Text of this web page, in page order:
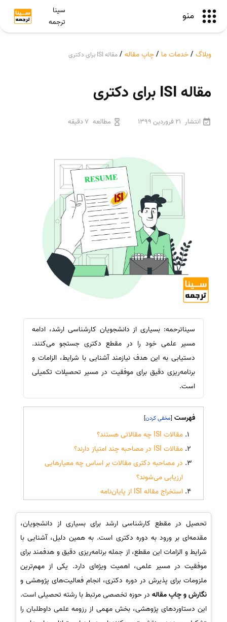
منو
سینا
ترجمه
وبلاگ /خدمات ما /چاپ مقاله / مقاله ISI برای دکتری
مقاله ISI برای دکتری
انتشار 21 فروردین 1399 مطالعه 7 دقیقه
سیناترحمه: بسیاری از دانشجویان کارشناسی ارشد، ادامه
مسیر علمی خود را در مقطع دکتری جستجو می‌کنند.
دستیابی به این هدف نیازمند آشنایی با شرایط، الزامات و
برنامه‌ریزی دقیق برای موفقیت در مسیر تحصیلات تکمیلی
است.
فهرست [
]
مقالات ISI چه مقالاتی هستند؟
مقالات ISI در مصاحبه چند امتیاز دارند؟
در مصاحبه دکتری مقالات بر اساس چه معیارهایی
ارزیابی می‌شوند؟
استخراج مقاله ISI از پایان‌نامه
تحصیل در مقطع کارشناسی ارشد برای بسیاری از دانشجویان،
مقدمه‌ای بر ورود به دوره دکتری است. به همین دلیل، آشنایی با
شرایط و الزامات این مقطع، از جمله برنامه‌ریزی دقیق و هدفمند برای
موفقیت در مسیر علمی، اهمیت ویژه‌ای دارد. یکی از مهم‌ترین
ملزومات برای پذیرش در دوره دکتری، انجام فعالیت‌های پژوهشی و
نگارش و چاپ مقاله در حوزه تخصصی مرتبط با رشته تحصیلی است.
این دستاوردهای پژوهشی، بخش مهمی از رزومه علمی داوطلبان را